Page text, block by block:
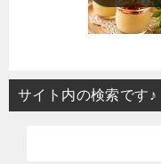
サイト内の検索です♪